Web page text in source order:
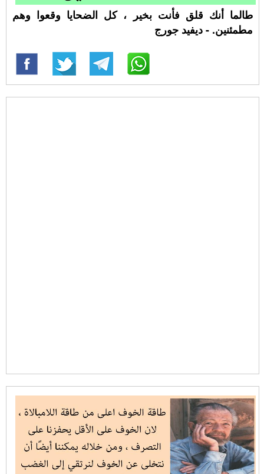
طالما أنك قلق فأنت بخير ، كل الضحايا وقعوا وهم
مطمئنين. - ديفيد جورج